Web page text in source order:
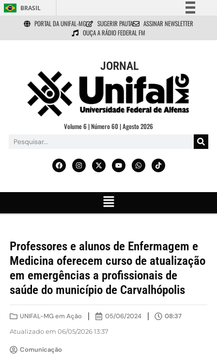
BRASIL
Simplifique!
Comunica BR
Acesso à informação
Legislação
Canais
PORTAL DA UNIFAL-MG SUGERIR PAUTA
ASSINAR NEWSLETTER
OUÇA A RÁDIO FEDERAL FM
JORNAL
Volume 6 | Número 60 | Agosto 2026
Professores e alunos de Enfermagem e
Medicina oferecem curso de atualização
em emergências a profissionais de
saúde do município de Carvalhópolis
UNIFAL-MG em Ação 05/06/2024 08:37
Atualizado em 06/05/2026 13:37
Comunicação